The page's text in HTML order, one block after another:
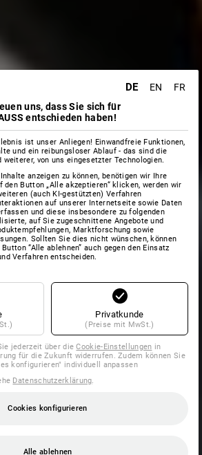
DE EN
FR
uns, dass Sie sich für
entschieden haben!
ist unser Anliegen! Einwandfreie Funktionen,
und ein reibungsloser Ablauf - das sind die
von uns eingesetzter Technologien.
anzeigen zu können, benötigen wir Ihre
den Button „Alle akzeptieren“ klicken, werden wir
(auch KI-gestützten) Verfahren
auf unserer Internetseite sowie Daten
und diese insbesondere zu folgenden
auf Sie zugeschnittene Angebote und
Marktforschung sowie
Sollten Sie dies nicht wünschen, können
“Alle ablehnen” auch gegen den Einsatz
Verfahren entscheiden.
Privatkunde
(Preise mit MwSt.)
jederzeit über dieCookie-Einstellungen in
für die Zukunft widerrufen. Zudem können Sie
konfigurieren" individuell anpassen
Datenschutzerklärung
Cookies konfigurieren
Alle ablehnen